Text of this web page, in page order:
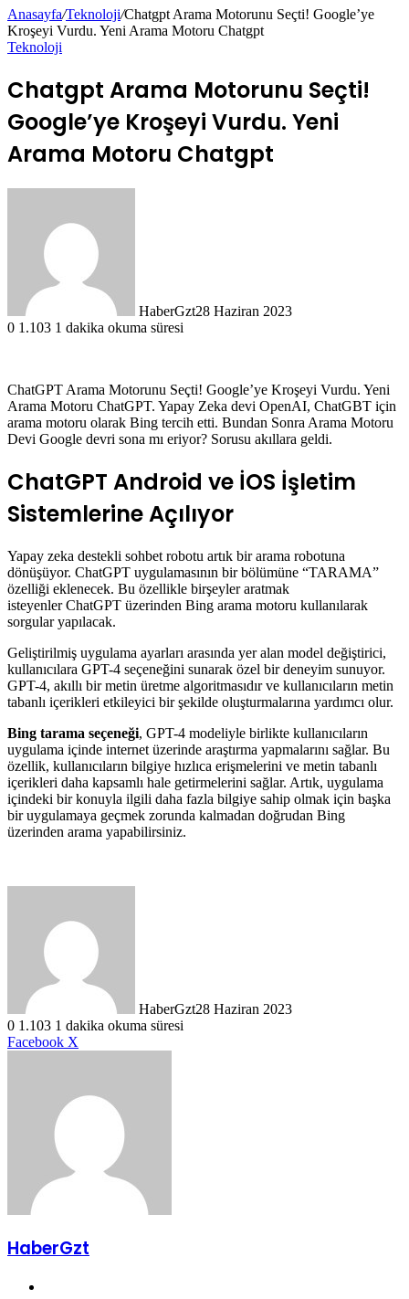
Anasayfa/Teknoloji/Chatgpt Arama Motorunu Seçti! Google’ye
Kroşeyi Vurdu. Yeni Arama Motoru Chatgpt
Teknoloji
Chatgpt Arama Motorunu Seçti!
Google’ye Kroşeyi Vurdu. Yeni
Arama Motoru Chatgpt
HaberGzt28 Haziran 2023
0 1.103 1 dakika okuma süresi
ChatGPT Arama Motorunu Seçti! Google’ye Kroşeyi Vurdu. Yeni
Arama Motoru ChatGPT. Yapay Zeka devi OpenAI, ChatGBT için
arama motoru olarak Bing tercih etti. Bundan Sonra Arama Motoru
Devi Google devri sona mı eriyor? Sorusu akıllara geldi.
ChatGPT Android ve İOS İşletim
Sistemlerine Açılıyor
Yapay zeka destekli sohbet robotu artık bir arama robotuna
dönüşüyor. ChatGPT uygulamasının bir bölümüne “TARAMA”
özelliği eklenecek. Bu özellikle birşeyler aratmak
isteyenler ChatGPT üzerinden Bing arama motoru kullanılarak
sorgular yapılacak.
Geliştirilmiş uygulama ayarları arasında yer alan model değiştirici,
kullanıcılara GPT-4 seçeneğini sunarak özel bir deneyim sunuyor.
GPT-4, akıllı bir metin üretme algoritmasıdır ve kullanıcıların metin
tabanlı içerikleri etkileyici bir şekilde oluşturmalarına yardımcı olur.
Bing tarama seçeneği, GPT-4 modeliyle birlikte kullanıcıların
uygulama içinde internet üzerinde araştırma yapmalarını sağlar. Bu
özellik, kullanıcıların bilgiye hızlıca erişmelerini ve metin tabanlı
içerikleri daha kapsamlı hale getirmelerini sağlar. Artık, uygulama
içindeki bir konuyla ilgili daha fazla bilgiye sahip olmak için başka
bir uygulamaya geçmek zorunda kalmadan doğrudan Bing
üzerinden arama yapabilirsiniz.
HaberGzt28 Haziran 2023
0 1.103 1 dakika okuma süresi
Facebook X
HaberGzt